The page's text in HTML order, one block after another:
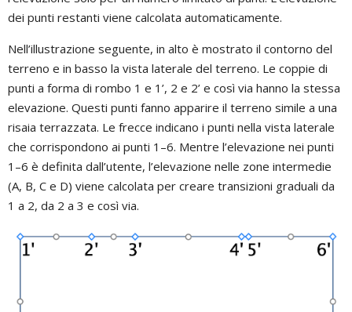
dei punti restanti viene calcolata automaticamente.
Nell’illustrazione seguente, in alto è mostrato il contorno del
terreno e in basso la vista laterale del terreno. Le coppie di
punti a forma di rombo 1 e 1’, 2 e 2’ e così via hanno la stessa
elevazione. Questi punti fanno apparire il terreno simile a una
risaia terrazzata. Le frecce indicano i punti nella vista laterale
che corrispondono ai punti 1–6. Mentre l’elevazione nei punti
1–6 è definita dall’utente, l’elevazione nelle zone intermedie
(A, B, C e D) viene calcolata per creare transizioni graduali da
1 a 2, da 2 a 3 e così via.